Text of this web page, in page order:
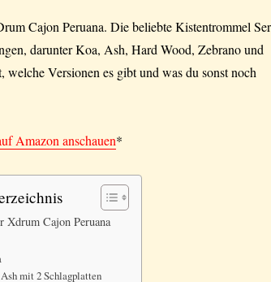
Cajon Peruana. Die beliebte Kistentrommel
darunter Koa, Ash, Hard Wood, Zebrano und
welche Versionen es gibt und was du sonst noch
Amazon anschauen*
Xdrum Cajon Peruana
mit 2 Schlagplatten